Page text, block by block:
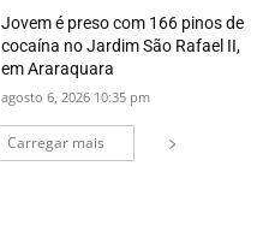
Jovem é preso com 166 pinos de
cocaína no Jardim São Rafael II,
em Araraquara
agosto 6, 2026 10:35 pm
Carregar mais